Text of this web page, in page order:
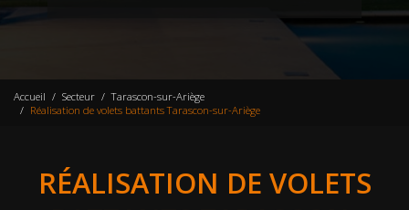
Accueil Secteur
Tarascon-sur-Ariège
Réalisation de volets battants Tarascon-sur-Ariège
RÉALISATION DE VOLETS